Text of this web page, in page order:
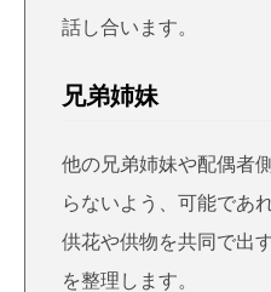
話し合います。
兄弟姉妹
他の兄弟姉妹や配偶者
らないよう、可能であ
供花や供物を共同で出
を整理します。